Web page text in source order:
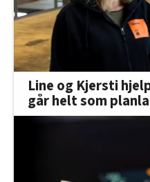
Line og Kjersti
går helt som